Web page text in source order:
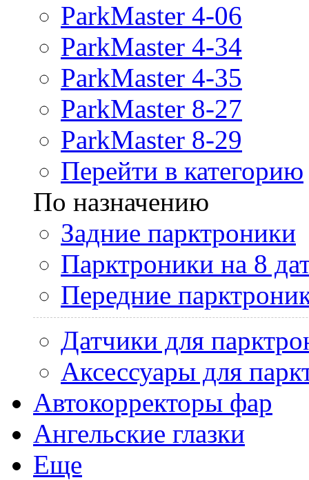
ParkMaster 4-06
ParkMaster 4-34
ParkMaster 4-35
ParkMaster 8-27
ParkMaster 8-29
Перейти в категорию
По назначению
Задние парктроники
Парктроники на 8
Передние
Датчики для
Аксессуары для
Автокорректоры фар
Ангельские глазки
Еще